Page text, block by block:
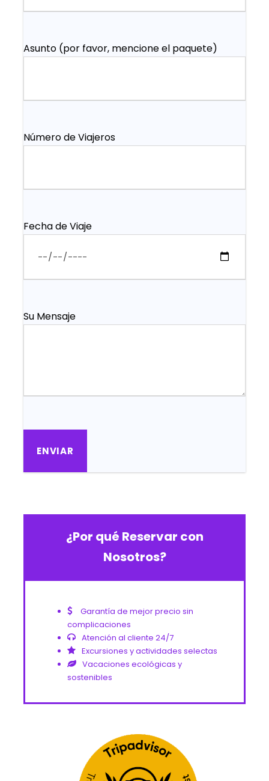
Asunto (por favor, mencione el paquete)
Número de Viajeros
Fecha de Viaje
Su Mensaje
¿Por qué Reservar con
Nosotros?
Garantía de mejor precio sin
complicaciones
Atención al cliente 24/7
Excursiones y actividades selectas
Vacaciones ecológicas y
sostenibles